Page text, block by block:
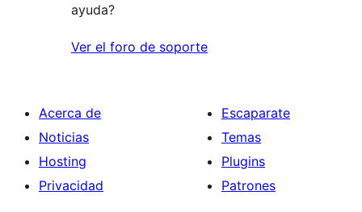
ayuda?
Ver el foro de soporte
Acerca de
Noticias
Hosting
Privacidad
Escaparate
Temas
Plugins
Patrones